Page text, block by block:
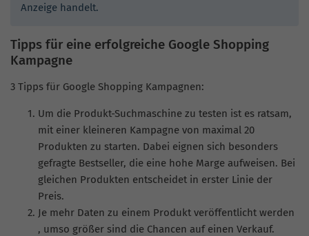
Anzeige handelt.
Tipps für eine erfolgreiche Google Shopping
Kampagne
3 Tipps für Google Shopping Kampagnen:
Um die Produkt-Suchmaschine zu testen ist es ratsam,
mit einer kleineren Kampagne von maximal 20
Produkten zu starten. Dabei eignen sich besonders
gefragte Bestseller, die eine hohe Marge aufweisen. Bei
gleichen Produkten entscheidet in erster Linie der
Preis.
Je mehr Daten zu einem Produkt veröffentlicht werden
, umso größer sind die Chancen auf einen Verkauf.